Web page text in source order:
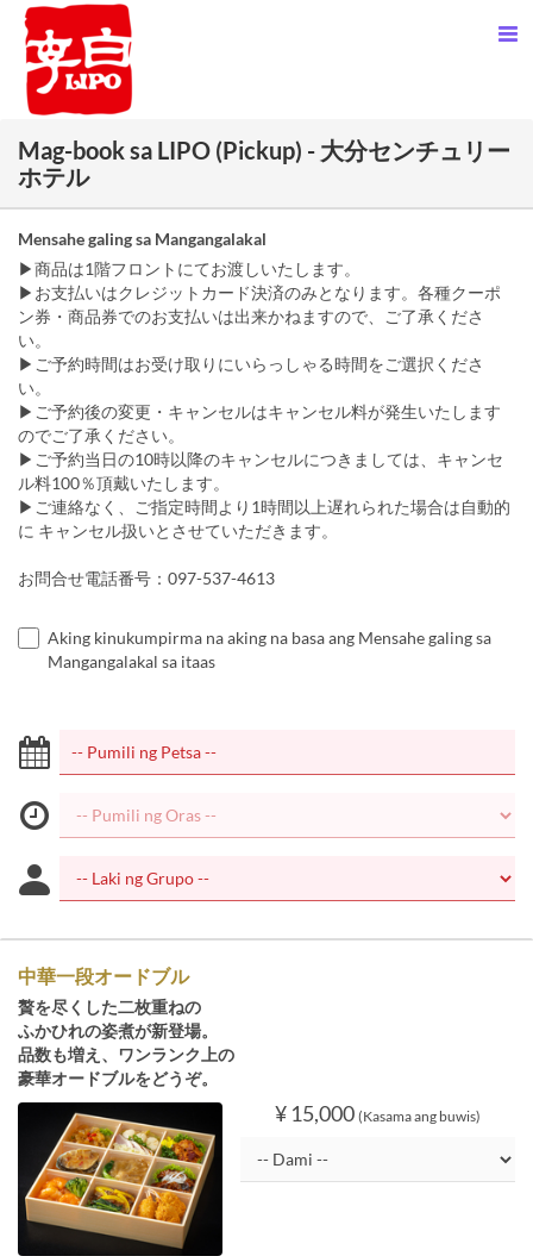
Mag-book sa LIPO (Pickup) - 大分センチュリー
ホテル
Mensahe galing sa Mangangalakal
▶商品は1階フロントにてお渡しいたします。
▶お支払いはクレジットカード決済のみとなります。各種クーポ
ン券・商品券でのお支払いは出来かねますので、ご了承くださ
い。
▶ご予約時間はお受け取りにいらっしゃる時間をご選択くださ
い。
▶ご予約後の変更・キャンセルはキャンセル料が発生いたします
のでご了承ください。
▶ご予約当日の10時以降のキャンセルにつきましては、キャンセ
ル料100％頂戴いたします。
▶ご連絡なく、ご指定時間より1時間以上遅れられた場合は自動的
に キャンセル扱いとさせていただきます。
お問合せ電話番号：097-537-4613
Aking kinukumpirma na aking na basa ang Mensahe galing sa
Mangangalakal sa itaas
中華一段オードブル
贅を尽くした二枚重ねの
ふかひれの姿煮が新登場。
品数も増え、ワンランク上の
豪華オードブルをどうぞ。
¥ 15,000 (Kasama ang buwis)